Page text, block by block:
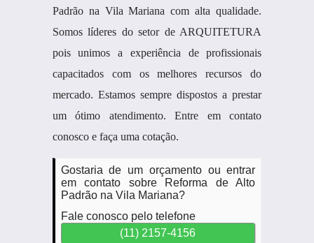
Padrão na Vila Mariana com alta qualidade.
Somos líderes do setor de ARQUITETURA
pois unimos a experiência de profissionais
capacitados com os melhores recursos do
mercado. Estamos sempre dispostos a prestar
um ótimo atendimento. Entre em contato
conosco e faça uma cotação.
Gostaria de um orçamento ou entrar
em contato sobre Reforma de Alto
Padrão na Vila Mariana?
Fale conosco pelo telefone
(11) 2157-4156